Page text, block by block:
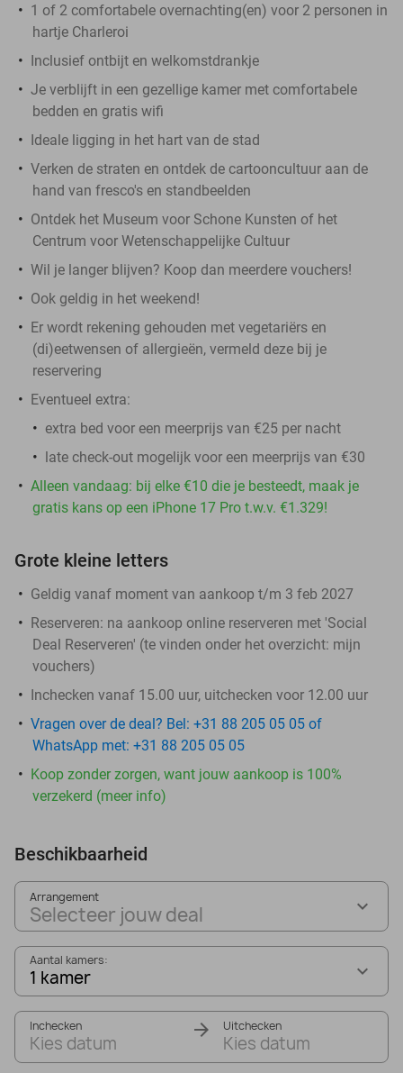
1 of 2 comfortabele overnachting(en) voor 2 personen in
hartje Charleroi
Inclusief ontbijt en welkomstdrankje
Je verblijft in een gezellige kamer met comfortabele
bedden en gratis wifi
Ideale ligging in het hart van de stad
Verken de straten en ontdek de cartooncultuur aan de
hand van fresco's en standbeelden
Ontdek het Museum voor Schone Kunsten of het
Centrum voor Wetenschappelijke Cultuur
Wil je langer blijven? Koop dan meerdere vouchers!
Ook geldig in het weekend!
Er wordt rekening gehouden met vegetariërs en
(di)eetwensen of allergieën, vermeld deze bij je
reservering
Eventueel extra:
extra bed voor een meerprijs van €25 per nacht
late check-out mogelijk voor een meerprijs van €30
Alleen vandaag: bij elke €10 die je besteedt, maak je
gratis kans op een iPhone 17 Pro t.w.v. €1.329!
Grote kleine letters
Geldig vanaf moment van aankoop t/m 3 feb 2027
Reserveren: na aankoop online reserveren met 'Social
Deal Reserveren' (te vinden onder het overzicht: mijn
vouchers)
Inchecken vanaf 15.00 uur, uitchecken voor 12.00 uur
Vragen over de deal? Bel: +31 88 205 05 05 of
WhatsApp met: +31 88 205 05 05
Koop zonder zorgen, want jouw aankoop is 100%
verzekerd (meer info)
Beschikbaarheid
Arrangement
Selecteer jouw deal
Aantal kamers:
1 kamer
Inchecken
Kies datum
Uitchecken
Kies datum